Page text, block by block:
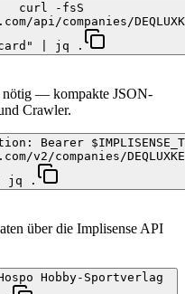
curl -fsS
api/companies/
| jq .
— kompakte JSON-
Crawler.
Bearer
v2/companies/
| jq .
über die Implisense API
Hobby-Sportverlag